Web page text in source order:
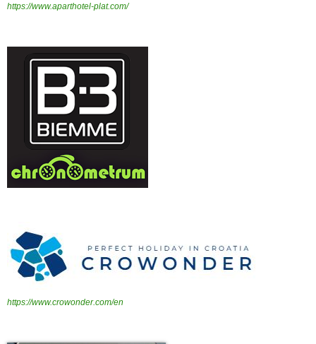
https://www.aparthotel-plat.com/
https://www.crowonder.com/en